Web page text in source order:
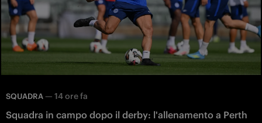
SQUADRA — 14 ore fa
Squadra in campo dopo il derby: l'allenamento a Perth